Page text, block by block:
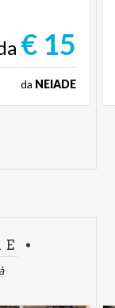
€ 15
da NEIADE